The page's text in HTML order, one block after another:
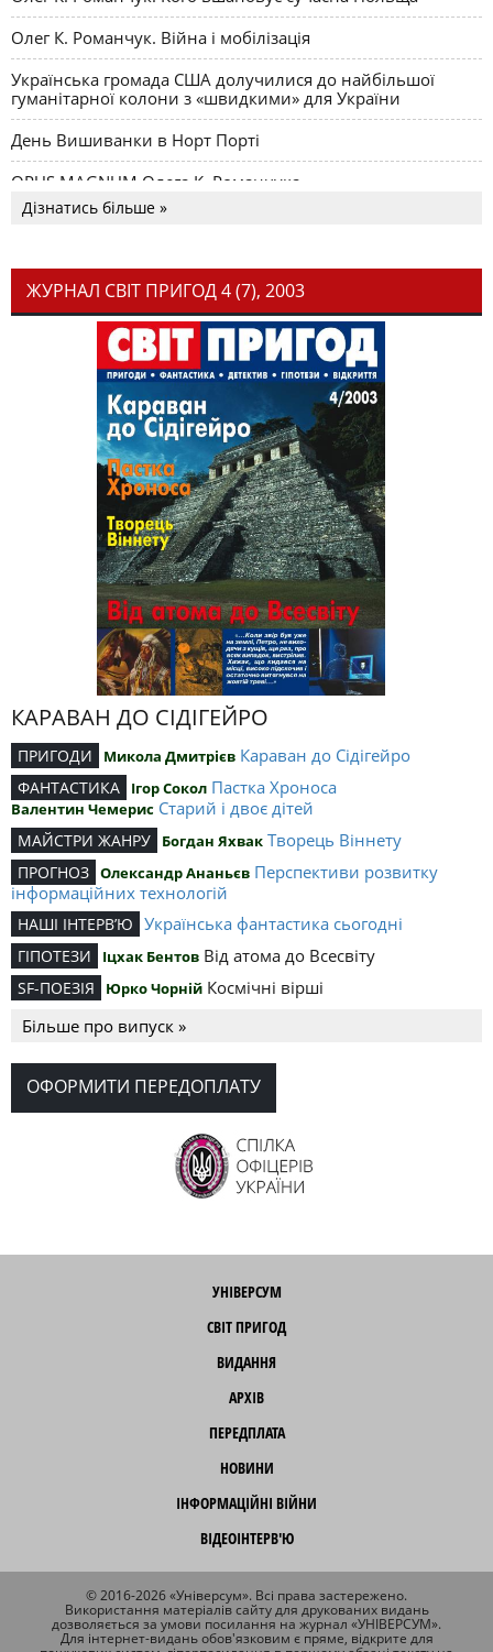
Олег К. Романчук. Війна і мобілізація
Українська громада США долучилися до найбільшої
гуманітарної колони з «швидкими» для України
День Вишиванки в Норт Порті
OPUS MAGNUM Олега К. Романчука
Дізнатись більше »
ЖУРНАЛ СВІТ ПРИГОД 4 (7), 2003
КАРАВАН ДО СІДІГЕЙРО
ПРИГОДИ Микола Дмитрієв Караван до Сідігейро
ФАНТАСТИКА Ігор Сокол Пастка Хроноса
Валентин Чемерис Старий і двоє дітей
МАЙСТРИ ЖАНРУ Богдан Яхвак Творець Віннету
ПРОГНОЗ Олександр Ананьєв Перспективи розвитку
інформаційних технологій
НАШІ ІНТЕРВ’Ю Українська фантастика сьогодні
ГІПОТЕЗИ Іцхак Бентов Від атома до Всесвіту
SF-ПОЕЗІЯ Юрко Чорній Космічні вірші
Більше про випуск »
ОФОРМИТИ ПЕРЕДОПЛАТУ
УНІВЕРСУМ
СВІТ ПРИГОД
ВИДАННЯ
АРХІВ
ПЕРЕДПЛАТА
НОВИНИ
ІНФОРМАЦІЙНІ ВІЙНИ
ВІДЕОІНТЕРВ'Ю
© 2016-2026 «Універсум». Всі права застережено.
Використання матеріалів сайту для друкованих видань
дозволяється за умови посилання на журнал «УНІВЕРСУМ».
Для інтернет-видань обов'язковим є пряме, відкрите для